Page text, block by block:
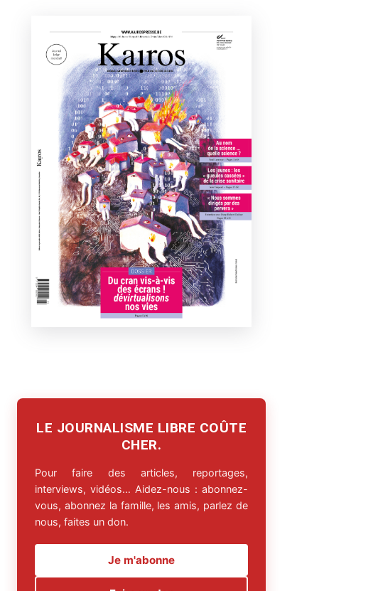
LE JOURNALISME LIBRE COÛTE
CHER.
Pour faire des articles, reportages,
interviews, vidéos… Aidez-nous : abonnez-
vous, abonnez la famille, les amis, parlez de
nous, faites un don.
Je m'abonne